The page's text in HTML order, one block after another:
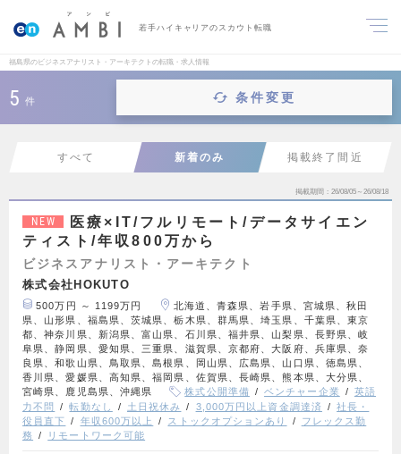
若手ハイキャリアのスカウト転職
福島県のビジネスアナリスト・アーキテクトの転職・求人情報
5 件 条件変更
すべて 新着のみ 掲載終了間近
掲載期間 26/08/05～26/08/18
NEW
医療×IT/フルリモート/データサイエン
ティスト/年収800万から
ビジネスアナリスト・アーキテクト
株式会社HOKUTO
500万円 ～ 1199万円
北海道、青森県、岩手県、宮城県、秋田
県、山形県、福島県、茨城県、栃木県、群馬県、埼玉県、千葉県、東京
都、神奈川県、新潟県、富山県、石川県、福井県、山梨県、長野県、岐
阜県、静岡県、愛知県、三重県、滋賀県、京都府、大阪府、兵庫県、奈
良県、和歌山県、鳥取県、島根県、岡山県、広島県、山口県、徳島県、
香川県、愛媛県、高知県、福岡県、佐賀県、長崎県、熊本県、大分県、
宮崎県、鹿児島県、沖縄県
株式公開準備 ベンチャー企業
英語
力不問
転勤なし 土日祝休み 3,000万円以上資金調達済
社長・
役員直下
年収600万以上 ストックオプションあり
フレックス勤
務
リモートワーク可能